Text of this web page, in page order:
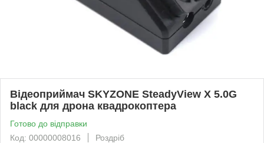
Відеоприймач SKYZONE SteadyView X 5.0G
black для дрона квадрокоптера
Готово до відправки
Код: 00000008016
Роздріб